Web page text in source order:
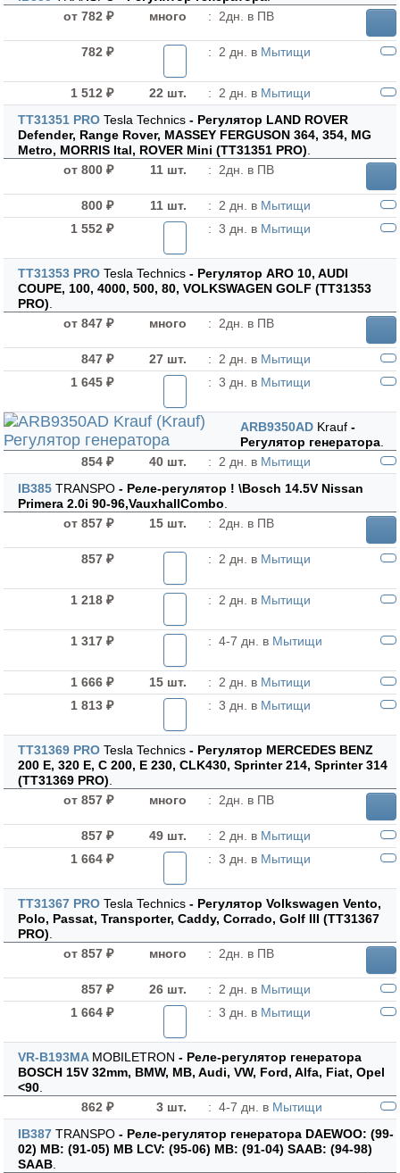
от 782 ₽
много : 2дн. в ПВ
782 ₽ : 2 дн. в Мытищи
1 512 ₽ 22 шт. : 2 дн. в Мытищи
TT31351 PRO Tesla Technics - Регулятор LAND ROVER
Defender, Range Rover, MASSEY FERGUSON 364, 354, MG
Metro, MORRIS Ital, ROVER Mini (TT31351 PRO).
от 800 ₽
11 шт. : 2дн. в ПВ
800 ₽ 11 шт. : 2 дн. в Мытищи
1 552 ₽
: 3 дн. в Мытищи
TT31353 PRO Tesla Technics - Регулятор ARO 10, AUDI
COUPE, 100, 4000, 500, 80, VOLKSWAGEN GOLF (TT31353
PRO).
от 847 ₽
много : 2дн. в ПВ
847 ₽ 27 шт. : 2 дн. в Мытищи
1 645 ₽
: 3 дн. в Мытищи
ARB9350AD Krauf -
Регулятор генератора.
854 ₽
40 шт. : 2 дн. в Мытищи
IB385 TRANSPO - Реле-регулятор ! \Bosch 14.5V Nissan
Primera 2.0i 90-96,VauxhallCombo.
от 857 ₽
15 шт. : 2дн. в ПВ
857 ₽ : 2 дн. в Мытищи
1 218 ₽ : 2 дн. в Мытищи
1 317 ₽ : 4-7 дн. в Мытищи
1 666 ₽ 15 шт. : 2 дн. в Мытищи
1 813 ₽
: 3 дн. в Мытищи
TT31369 PRO Tesla Technics - Регулятор MERCEDES BENZ
200 E, 320 E, C 200, E 230, CLK430, Sprinter 214, Sprinter 314
(TT31369 PRO).
от 857 ₽
много : 2дн. в ПВ
857 ₽ 49 шт. : 2 дн. в Мытищи
1 664 ₽
: 3 дн. в Мытищи
TT31367 PRO Tesla Technics - Регулятор Volkswagen Vento,
Polo, Passat, Transporter, Caddy, Corrado, Golf III (TT31367
PRO).
от 857 ₽
много : 2дн. в ПВ
857 ₽ 26 шт. : 2 дн. в Мытищи
1 664 ₽
: 3 дн. в Мытищи
VR-B193MA MOBILETRON - Реле-регулятор генератора
BOSCH 15V 32mm, BMW, MB, Audi, VW, Ford, Alfa, Fiat, Opel
<90.
862 ₽
3 шт. : 4-7 дн. в Мытищи
IB387 TRANSPO - Реле-регулятор генератора DAEWOO: (99-
02) MB: (91-05) MB LCV: (95-06) MB: (91-04) SAAB: (94-98)
SAAB.